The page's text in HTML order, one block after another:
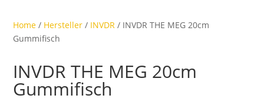
Home / Hersteller / INVDR / INVDR THE MEG 20cm
Gummifisch
INVDR THE MEG 20cm
Gummifisch